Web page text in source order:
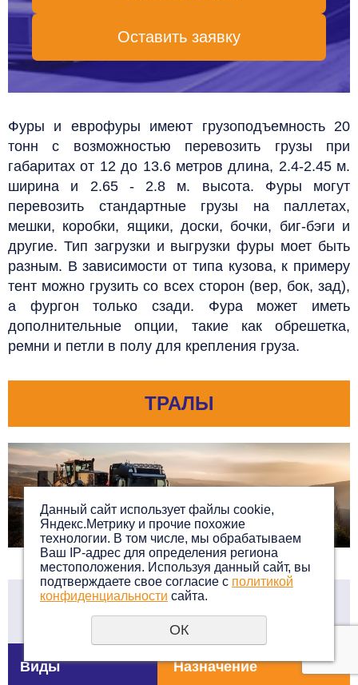
Оставить заявку
Фуры и еврофуры имеют грузоподъемность 20
тонн с возможностью перевозить грузы при
габаритах от 12 до 13.6 метров длина, 2.4-2.45 м.
ширина и 2.65 - 2.8 м. высота. Фуры могут
перевозить стандартные грузы на паллетах,
мешки, коробки, ящики, доски, бочки, биг-бэги и
другие. Тип загрузки и выгрузки фуры моет быть
разным. В зависимости от типа кузова, к примеру
тент можно грузить со всех сторон (вер, бок, зад),
а фургон только сзади. Фура может иметь
дополнительные опции, такие как обрешетка,
ремни и петли в полу для крепления груза.
ТРАЛЫ
Перевозка грузов тралами
Виды Назначение
Данный сайт использует файлы cookie,
Яндекс.Метрику и прочие похожие
технологии. В том числе, мы обрабатываем
Ваш IP-адрес для определения региона
местоположения. Используя данный сайт, вы
подтверждаете свое согласие с политикой
конфиденциальности сайта.
ОК